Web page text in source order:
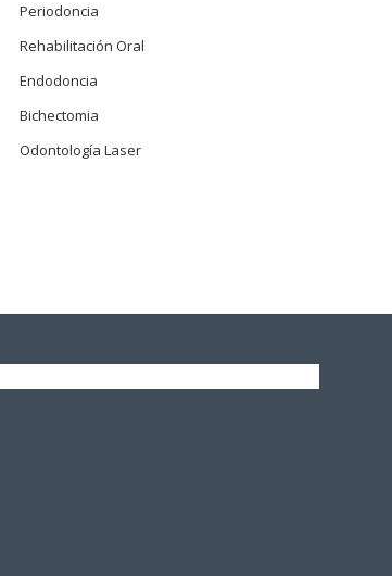
Periodoncia
Rehabilitación Oral
Endodoncia
Bichectomia
Odontología Laser